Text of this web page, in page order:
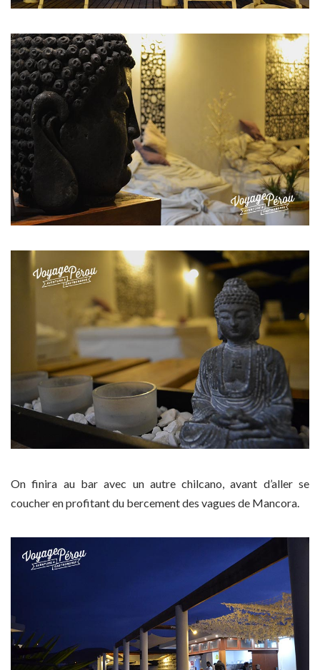
On finira au bar avec un autre chilcano, avant d’aller se
coucher en profitant du bercement des vagues de Mancora.